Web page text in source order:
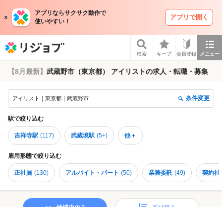
アプリならサクサク動作で
使いやすい！
アプリで開く
検索 キープ 会員登録 メニュー
【8月最新】 武蔵野市（東京都） アイリストの求人・転職・募集
アイリスト｜東京都｜武蔵野市 条件変更
駅で絞り込む
吉祥寺駅 (117) 武蔵境駅 (5+) 他＋
雇用形態で絞り込む
正社員 (130) アルバイト・パート (50) 業務委託 (49) 契約社